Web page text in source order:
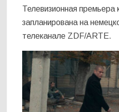
Телевизионная
запланирована на
телеканале ZDF/ARTE.